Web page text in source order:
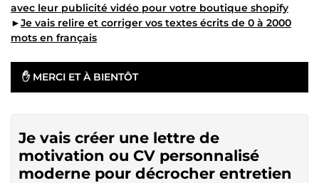
avec leur publicité vidéo pour votre boutique shopify
►Je vais relire et corriger vos textes écrits de 0 à 2000
mots en français
✋ MERCI ET À BIENTÔT
Je vais créer une lettre de
motivation ou CV personnalisé
moderne pour décrocher entretien